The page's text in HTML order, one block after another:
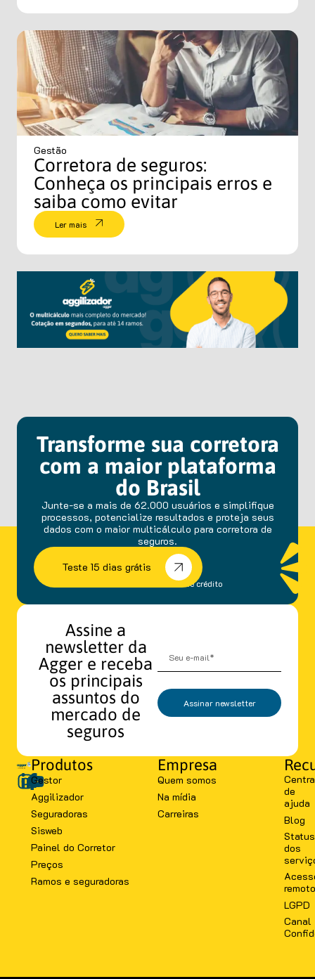
Gestão
Corretora de seguros:
Conheça os principais erros e
saiba como evitar
Ler mais
Transforme sua corretora
com a maior plataforma
do Brasil
Junte-se a mais de 62.000 usuários e simplifique
processos, potencialize resultados e proteja seus
dados com o maior multicálculo para corretora de
seguros.
Teste 15 dias grátis
sem fidelidade e cartão de crédito
Assine a
newsletter da
Agger e receba
os principais
assuntos do
mercado de
seguros
Assinar newsletter
Produtos
Gestor
Aggilizador
Seguradoras
Sisweb
Painel do Corretor
Preços
Ramos e seguradoras
Empresa
Quem somos
Na mídia
Carreiras
de
ajuda
Blog
Status
dos
remoto
LGPD
Canal